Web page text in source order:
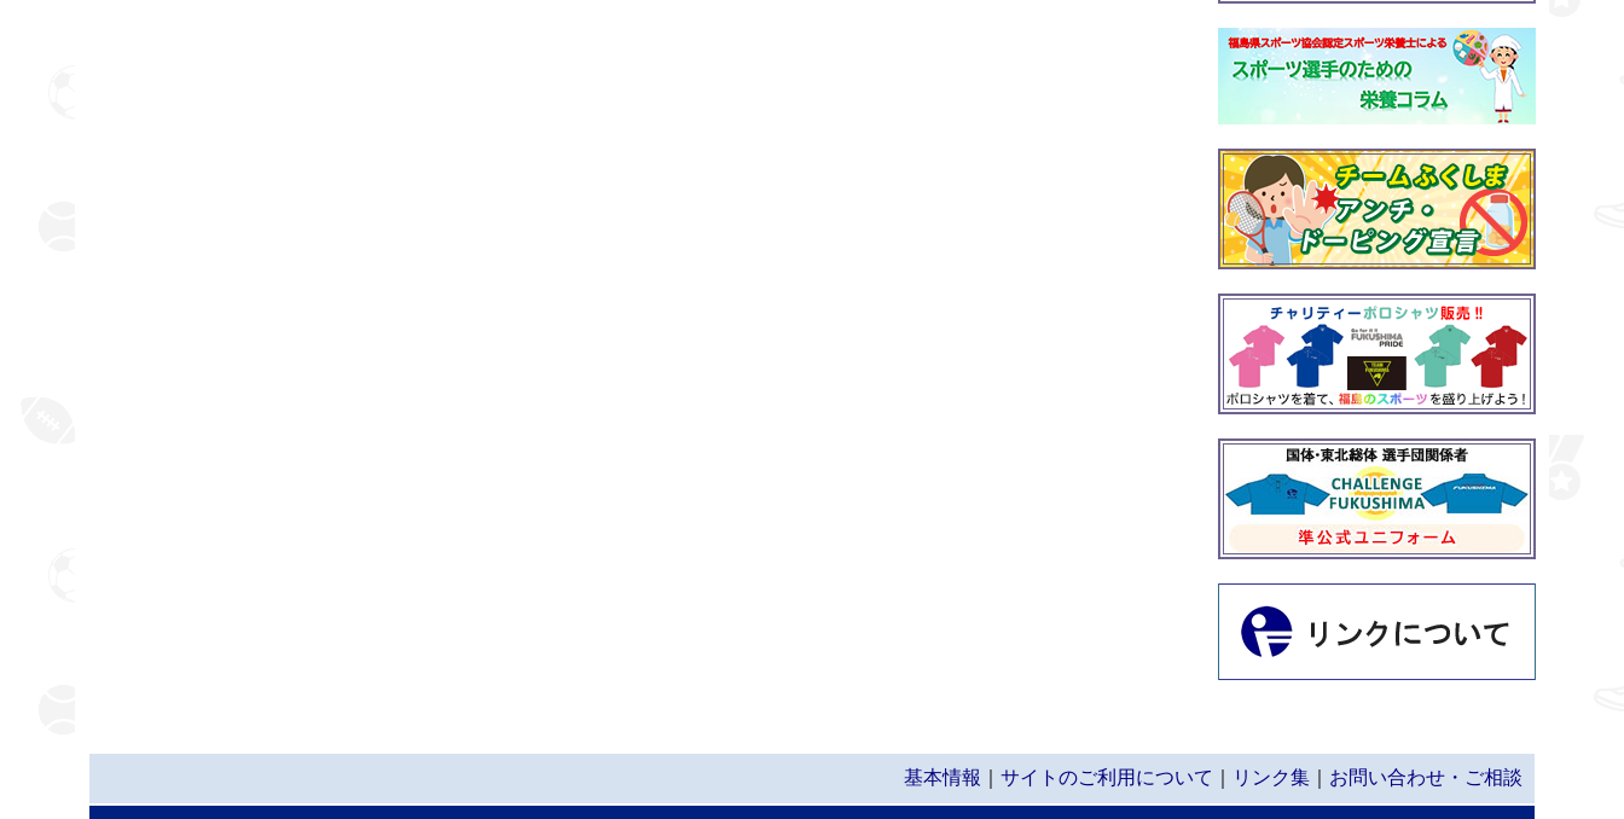
基本情報 サイトのご利用について リンク集 お問い合わせ・ご相談